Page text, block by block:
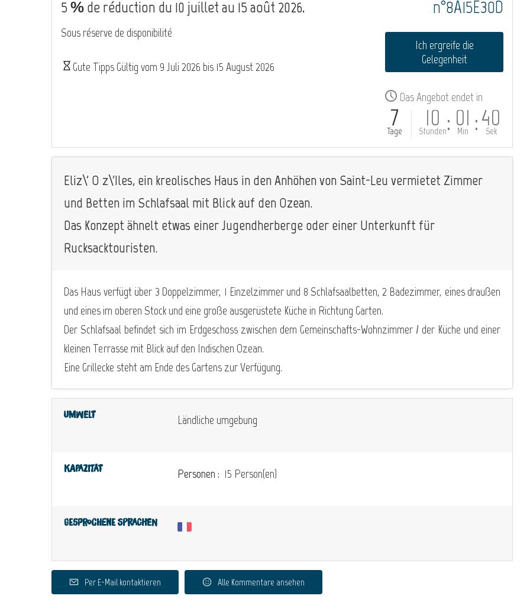
5 % de réduction du 10 juillet au 15 août 2026.
Sous réserve de disponibilité
Gute Tipps Gültig vom 9 Juli 2026 bis 15 August 2026
n°8A15E30D
Ich ergreife die
Gelegenheit
Das Angebot endet in
7
Tage 10
Stunden: 01
Min :39
Sek
Eliz\' O z\'Iles, ein kreolisches Haus in den Anhöhen von Saint-Leu vermietet Zimmer
und Betten im Schlafsaal mit Blick auf den Ozean.
Das Konzept ähnelt etwas einer Jugendherberge oder einer Unterkunft für
Rucksacktouristen.
Das Haus verfügt über 3 Doppelzimmer, 1 Einzelzimmer und 8 Schlafsaalbetten, 2 Badezimmer, eines draußen
und eines im oberen Stock und eine große ausgerüstete Küche in Richtung Garten.
Der Schlafsaal befindet sich im Erdgeschoss zwischen dem Gemeinschafts-Wohnzimmer / der Küche und einer
kleinen Terrasse mit Blick auf den Indischen Ozean.
Eine Grillecke steht am Ende des Gartens zur Verfügung.
Umwelt Ländliche umgebung
Kapazität Personen : 15 Person(en)
Gesprochene Sprachen
Per E-Mail kontaktieren Alle Kommentare ansehen